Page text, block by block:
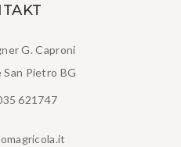
G. Caproni
Pietro BG
621747